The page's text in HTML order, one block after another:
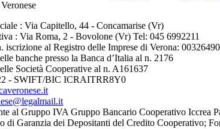
: Via Capitello, 44 - Concamarise (Vr)
: Via Roma, 2 - Bovolone (Vr) Tel: 045 6992211
iscrizione al Registro delle Imprese di Verona:
banche presso la Banca d’Italia al n. 2176
Società Cooperative al n. A161637
- SWIFT/BIC ICRAITRR8Y0
al Gruppo IVA Gruppo Bancario Cooperativo Iccrea
di Garanzia dei Depositanti del Credito Cooperativo;